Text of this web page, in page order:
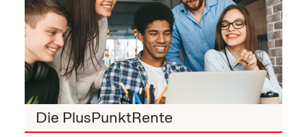
Die PlusPunktRente